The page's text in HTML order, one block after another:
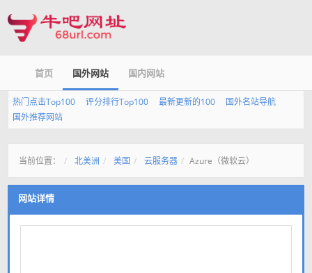
首页 国外网站 国内网站
热门点击Top100 评分排行Top100 最新更新的100
国外名站导航
国外推荐网站
当前位置： 北美洲 美国 云服务器 Azure（微软云）
网站详情